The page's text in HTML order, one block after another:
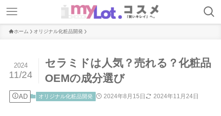
ホーム オリジナル化粧品開発
セラミドは人気？売れる？化粧品
OEMの成分選び
2024
11/24
AD オリジナル化粧品開発 2024年8月15日 2024年11月24日